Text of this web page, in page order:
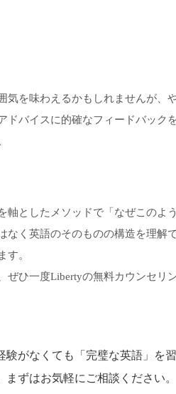
気を味わえるかもしれませんが、
ドバイスに的確なフィードバック
軸としたメソッドで「なぜこのよ
なく英語のそのものの構造を理解
す。
ぜひ一度Libertyの無料カウンセリ
がなくても「完璧な英語」を
ずはお気軽にご相談ください。